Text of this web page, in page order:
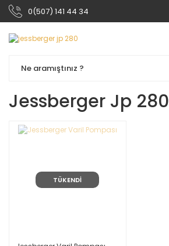
0(507) 141 44 34
Jessberger Jp 280
TÜKENDİ